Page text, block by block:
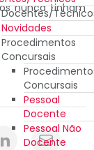
Docentes/
Novidades
Procedimentos
Concursais
Concursais
Pessoal
Docente
Pessoal Não
Docente
nunca tinham